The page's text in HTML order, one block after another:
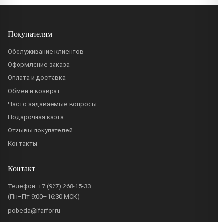
Покупателям
Обслуживание клиентов
Оформление заказа
Оплата и доставка
Обмен и возврат
Часто задаваемые вопросы
Подарочная карта
Отзывы покупателей
Контакты
Контакт
Телефон: +7 (927) 268-15-33
(Пн–Пт 9:00–16:30 МСК)
pobeda@ifarfor.ru